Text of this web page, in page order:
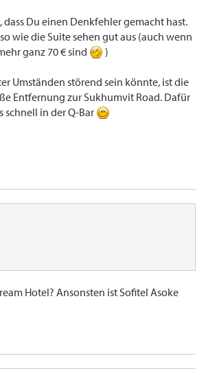
Du einen Denkfehler gemacht hast.
wie die Suite sehen gut aus (auch wenn
ganz 70 € sind
)
Umständen störend sein könnte, ist die
Entfernung zur Sukhumvit Road. Dafür
schnell in der Q-Bar
Hotel? Ansonsten ist Sofitel Asoke